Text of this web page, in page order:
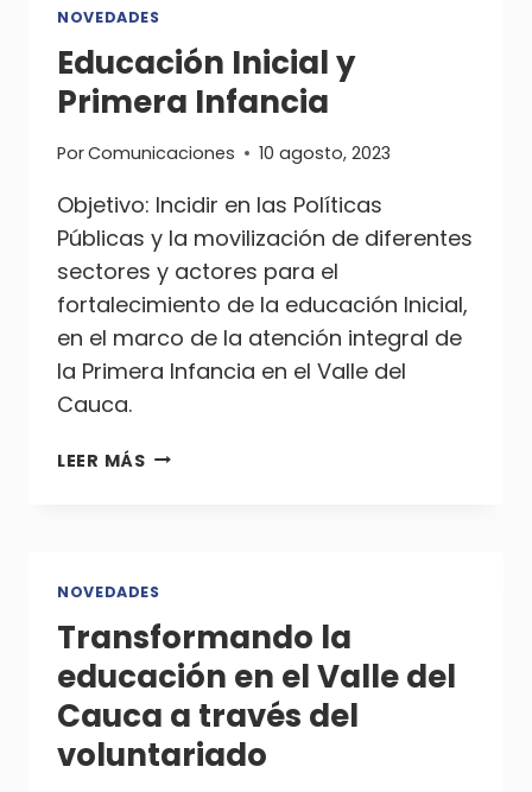
NOVEDADES
Educación Inicial y
Primera Infancia
PorComunicaciones 10 agosto, 2023
Objetivo: Incidir en las Políticas
Públicas y la movilización de diferentes
sectores y actores para el
fortalecimiento de la educación Inicial,
en el marco de la atención integral de
la Primera Infancia en el Valle del
Cauca.
LEER MÁSEDUCACIÓN
NOVEDADES
Transformando la
educación en el Valle del
Cauca a través del
voluntariado